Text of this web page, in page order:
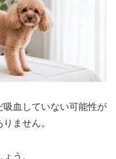
吸血していない可能性が
ません。
う。